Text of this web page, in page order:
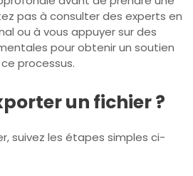
pas à consulter des experts en
ou à vous appuyer sur des
pour obtenir un soutien
processus.
un fichier ?
suivez les étapes simples ci-